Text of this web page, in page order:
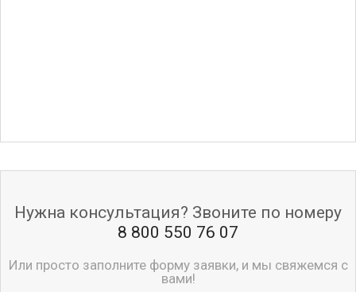
Нужна консультация? Звоните по номеру
8 800 550 76 07
Или просто заполните форму заявки, и мы свяжемся с
вами!